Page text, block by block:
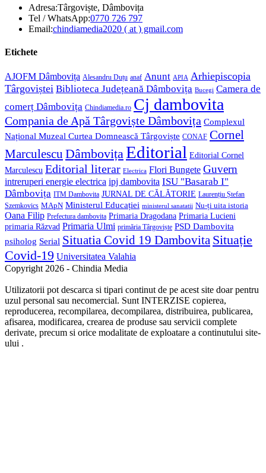
Adresa:Târgoviște, Dâmbovița
Tel / WhatsApp:0770 726 797Opens
in
Email:chindiamedia2020 ( at ) gmail.comOpens
Etichete
AJOFM Dâmbovița Alesandru Duțu anaf Anunt APIA Arhiepiscopia
Târgoviștei Biblioteca Județeană Dâmbovița Bucegi Camera de
comerț Dâmbovița Chindiamedia.ro Cj dambovita
Compania de Apă Târgoviște Dâmbovița Complexul
Național Muzeal Curtea Domnească Târgoviște CONAF Cornel
Marculescu DâmbovițaEditorial Editorial Cornel
Marculescu Editorial literar Electrica Flori Bungete Guvern
intreruperi energie electrica ipj dambovita ISU "Basarab I"
Dâmbovița ITM Dambovita JURNAL DE CĂLĂTORIE Laurențiu Ștefan
Szemkovics MApN Ministerul Educației ministerul sanatatii Nu-ți uita istoria
Oana Filip Prefectura dambovita Primaria Dragodana Primaria Lucieni
primaria Răzvad Primaria Ulmi primăria Târgoviște PSD Dambovita
psiholog Serial Situatia Covid 19 Dambovita Situație
Covid-19 Universitatea Valahia
Copyright 2026 - Chindia Media
Utilizatorii pot descarca si tipari continut de pe acest site doar pentru
uzul personal sau necomercial. Sunt INTERZISE copierea,
reproducerea, recompilarea, decompilarea, distribuirea, publicarea,
afisarea, modificarea, crearea de produse sau servicii complete
derivate, precum si orice modalitate de exploatare a continutului site-
ului .